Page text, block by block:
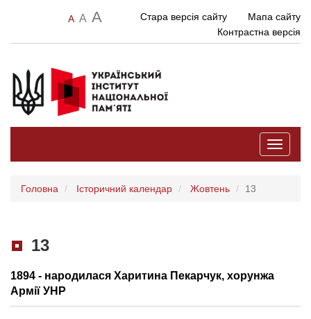
A A A Стара версія сайту
Мапа сайту
Контрастна версія
Toggle
Головна Історичний календар Жовтень 13
13
1894 - народилася Харитина Пекарчук, хорунжа
Армії УНР